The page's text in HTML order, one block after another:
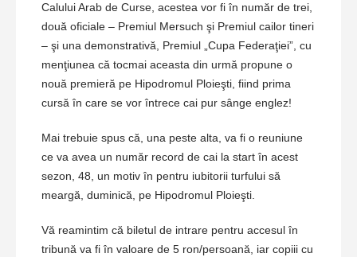
Calului Arab de Curse, acestea vor fi în număr de trei,
două oficiale – Premiul Mersuch şi Premiul cailor tineri
– şi una demonstrativă, Premiul „Cupa Federaţiei”, cu
menţiunea că tocmai aceasta din urmă propune o
nouă premieră pe Hipodromul Ploieşti, fiind prima
cursă în care se vor întrece cai pur sânge englez!
Mai trebuie spus că, una peste alta, va fi o reuniune
ce va avea un număr record de cai la start în acest
sezon, 48, un motiv în pentru iubitorii turfului să
meargă, duminică, pe Hipodromul Ploieşti.
Vă reamintim că biletul de intrare pentru accesul în
tribună va fi în valoare de 5 ron/persoană, iar copiii cu